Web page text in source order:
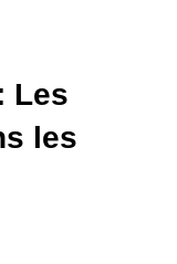
Les
les